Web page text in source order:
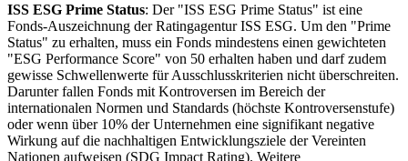
ISS ESG Prime Status: Der "ISS ESG Prime Status" ist eine
Fonds-Auszeichnung der Ratingagentur ISS ESG. Um den "Prime
Status" zu erhalten, muss ein Fonds mindestens einen gewichteten
"ESG Performance Score" von 50 erhalten haben und darf zudem
gewisse Schwellenwerte für Ausschlusskriterien nicht überschreiten.
Darunter fallen Fonds mit Kontroversen im Bereich der
internationalen Normen und Standards (höchste Kontroversenstufe)
oder wenn über 10% der Unternehmen eine signifikant negative
Wirkung auf die nachhaltigen Entwicklungsziele der Vereinten
Nationen aufweisen (SDG Impact Rating). Weitere